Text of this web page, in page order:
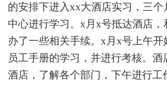
的安排下进入xx大酒店实习，三个
中心进行学习。x月x号抵达酒店，
办了一些相关手续。x月x号上午开
员工手册的学习，并进行考核。
酒店，了解各个部门，下午进行工